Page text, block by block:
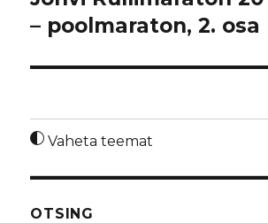
– poolmaraton, 2. osa
Vaheta teemat
OTSING